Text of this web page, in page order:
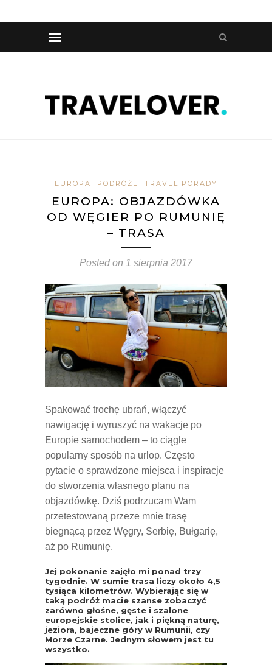
EUROPA PODRÓŻE TRAVEL PORADY
EUROPA: OBJAZDÓWKA
OD WĘGIER PO RUMUNIĘ
– TRASA
Posted on 1 sierpnia 2017
Spakować trochę ubrań, włączyć
nawigację i wyruszyć na wakacje po
Europie samochodem – to ciągle
popularny sposób na urlop. Często
pytacie o sprawdzone miejsca i inspiracje
do stworzenia własnego planu na
objazdówkę. Dziś podrzucam Wam
przetestowaną przeze mnie trasę
biegnącą przez Węgry, Serbię, Bułgarię,
aż po Rumunię.
Jej pokonanie zajęło mi ponad trzy
tygodnie. W sumie trasa liczy około 4,5
tysiąca kilometrów. Wybierając się w
taką podróż macie szanse zobaczyć
zarówno głośne, gęste i szalone
europejskie stolice, jak i piękną naturę,
jeziora, bajeczne góry w Rumunii, czy
Morze Czarne. Jednym słowem jest tu
wszystko.